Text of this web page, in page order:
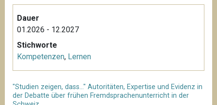
Dauer
01.2026 - 12.2027
Stichworte
Kompetenzen, Lernen
"Studien zeigen, dass…" Autoritäten, Expertise und Evidenz in
der Debatte über frühen Fremdsprachenunterricht in der